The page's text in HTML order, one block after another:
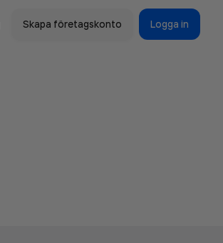
Skapa företagskonto Logga in